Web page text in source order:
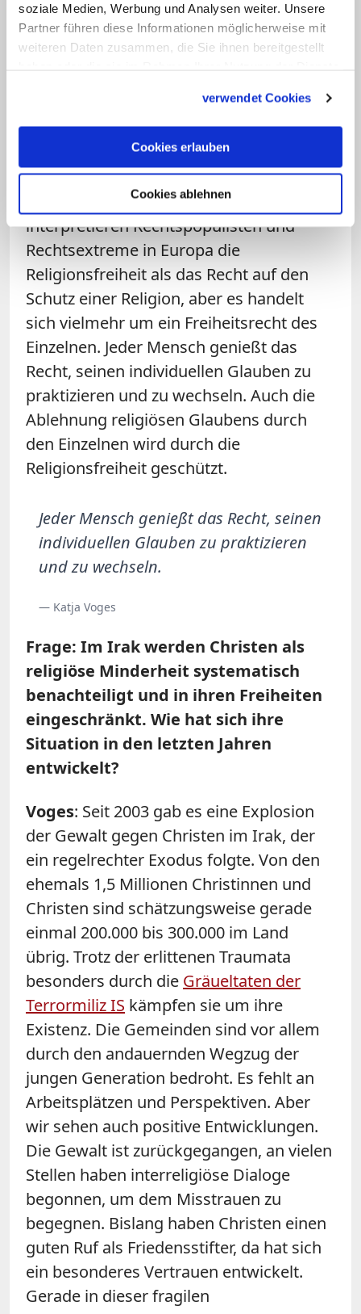
soziale Medien, Werbung und Analysen weiter. Unsere
Partner führen diese Informationen möglicherweise mit
weiteren Daten zusammen, die Sie ihnen bereitgestellt
verwendet Cookies
Cookies erlauben
Cookies ablehnen
rechtspopulistischen Regierungspartei
Schwedens zu. Rechte inszenieren sich
oft als Verteidiger der Christenheit und
Bild fällt zusammen, wenn deutlich wird,
dass ihr Handeln Christinnen und
Christen im Irak oder anderswo schadet.
Wie die islamistischen Gruppen im Irak
interpretieren Rechtspopulisten und
Rechtsextreme in Europa die
Religionsfreiheit als das Recht auf den
Schutz einer Religion, aber es handelt
sich vielmehr um ein Freiheitsrecht des
Einzelnen. Jeder Mensch genießt das
Recht, seinen individuellen Glauben zu
praktizieren und zu wechseln. Auch die
Ablehnung religiösen Glaubens durch
den Einzelnen wird durch die
Religionsfreiheit geschützt.
Jeder Mensch genießt das Recht, seinen
individuellen Glauben zu praktizieren
und zu wechseln.
— Katja Voges
Frage: Im Irak werden Christen als
religiöse Minderheit systematisch
benachteiligt und in ihren Freiheiten
eingeschränkt. Wie hat sich ihre
Situation in den letzten Jahren
entwickelt?
Voges: Seit 2003 gab es eine Explosion
der Gewalt gegen Christen im Irak, der
ein regelrechter Exodus folgte. Von den
ehemals 1,5 Millionen Christinnen und
Christen sind schätzungsweise gerade
einmal 200.000 bis 300.000 im Land
übrig. Trotz der erlittenen Traumata
besonders durch die Gräueltaten der
Terrormiliz IS kämpfen sie um ihre
Existenz. Die Gemeinden sind vor allem
durch den andauernden Wegzug der
jungen Generation bedroht. Es fehlt an
Arbeitsplätzen und Perspektiven. Aber
wir sehen auch positive Entwicklungen.
Die Gewalt ist zurückgegangen, an vielen
Stellen haben interreligiöse Dialoge
begonnen, um dem Misstrauen zu
begegnen. Bislang haben Christen einen
guten Ruf als Friedensstifter, da hat sich
ein besonderes Vertrauen entwickelt.
Gerade in dieser fragilen